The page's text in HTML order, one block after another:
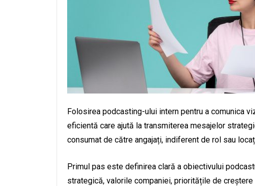
Folosirea podcasting-ului intern pentru a comunica
eficientă care ajută la transmiterea mesajelor
consumat de către angajați, indiferent de rol sau
Primul pas este definirea clară a obiectivului
strategică, valorile companiei, prioritățile de